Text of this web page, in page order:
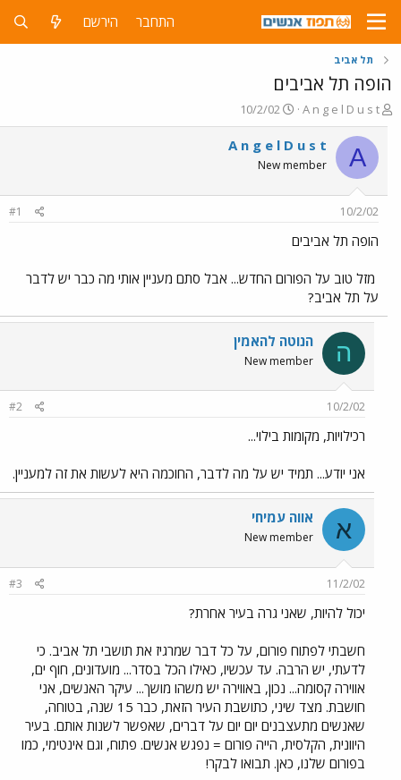
התחבר הירשם
תל אביב
הופה תל אביבים
פ
ו
ת
ח
ה
ש
א
A n g e l D u s t
פ
ו
ר
ם
10/2/02
A
A n g e l D u s t
New member
10/2/02
#1
הופה תל אביבים
מזל טוב על הפורום החדש... אבל סתם מעניין אותי מה כבר יש לדבר
על תל אביב?
ה הנוטה להאמין
New member
10/2/02
#2
רכילויות, מקומות בילוי...
אני יודע... תמיד יש על מה לדבר, החוכמה היא לעשות את זה למעניין.
א אווה עמיחי
New member
11/2/02
#3
יכול להיות, שאני גרה בעיר אחרת?
חשבתי לפתוח פורום, על כל דבר שמרגיז את תושבי תל אביב. כי
לדעתי, יש הרבה. עד עכשיו, כאילו הכל בסדר... מועדונים, חוף ים,
אווירה קסומה... נכון, באווירה יש משהו מושך... עיקר האנשים, אני
חושבת. מצד שיני, כתושבת העיר הזאת, כבר 15 שנה, בטוחה,
שאנשים מתעצבנים יום יום על דברים, שאפשר לשנות אותם. בעיר
היוונית, הקלסית, הייה פורום = נפגש אנשים. פתוח, וגם אינטימי, כמו
בפורום שלנו, כאן. תבואו לבקר!